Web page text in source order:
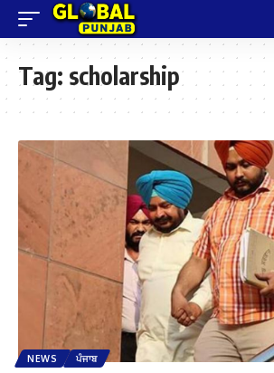
Tag: scholarship
NEWS ਪੰਜਾਬ